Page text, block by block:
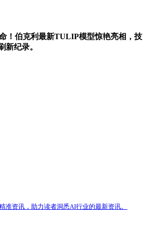
！伯克利最新TULIP模型惊艳亮相，技
新纪录。
准资讯，助力读者洞悉AI行业的最新资讯。